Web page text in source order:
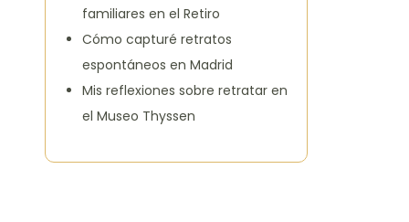
familiares en el Retiro
Cómo capturé retratos
espontáneos en Madrid
Mis reflexiones sobre retratar en
el Museo Thyssen